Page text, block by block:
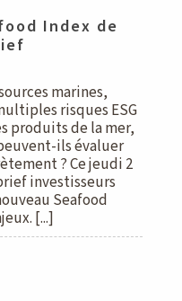
Index de
marines,
risques ESG
produits de la mer,
ils évaluer
? Ce jeudi 2
investisseurs
Seafood
[...]